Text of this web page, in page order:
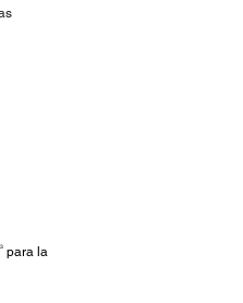
3para la